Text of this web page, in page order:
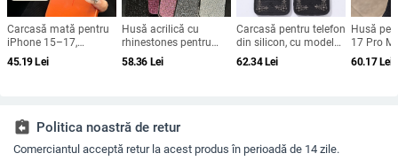
Carcasă mată pentru
iPhone 15–17,
rezistență la șocuri,
protecție pentru
45.19Lei
Husă acrilică cu
rhinestones pentru
iPhone 17 Pro Max,
acoperire completă cu
58.36 Lei
Carcasă pentru telefon
din silicon, cu model
gravat în relief,
portabilă, anti-cadere,
62.34Lei
Husă
17 Pro
obiectiv
60.17Lei
assignment_return Politica noastră de retur
Comerciantul acceptă retur la acest produs în perioadă de 14 zile.